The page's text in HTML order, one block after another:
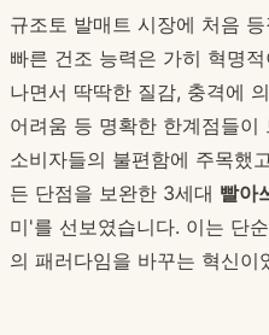
규조토 발매트 시장에 처음
빠른 건조 능력은 가히 혁명
나면서 딱딱한 질감, 충격에
어려움 등 명확한 한계점들
소비자들의 불편함에 주목했
든 단점을 보완한 3세대 빨아
미'를 선보였습니다. 이는 단
의 패러다임을 바꾸는 혁신이